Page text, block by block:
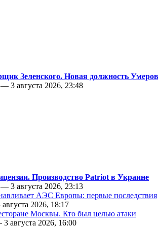
Зеленского. Новая должность
— 3 августа 2026, 23:48
Производство Patriot в Украине
— 3 августа 2026, 23:13
АЭС Европы: первые последствия
2026, 18:17
Москвы. Кто был целью атаки
августа 2026, 16:00